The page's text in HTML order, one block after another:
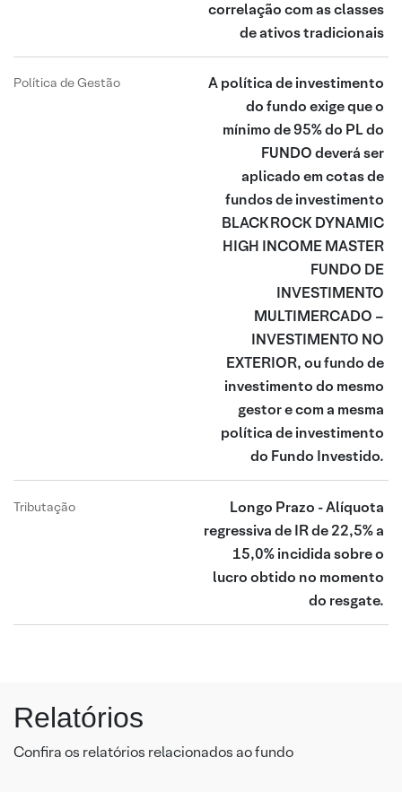
correlação com as classes
de ativos tradicionais
Política de Gestão
A política de investimento
do fundo exige que o
mínimo de 95% do PL do
FUNDO deverá ser
aplicado em cotas de
fundos de investimento
BLACKROCK DYNAMIC
HIGH INCOME MASTER
FUNDO DE
INVESTIMENTO
MULTIMERCADO –
INVESTIMENTO NO
EXTERIOR, ou fundo de
investimento do mesmo
gestor e com a mesma
política de investimento
do Fundo Investido.
Tributação
Longo Prazo - Alíquota
regressiva de IR de 22,5% a
15,0% incidida sobre o
lucro obtido no momento
do resgate.
Relatórios
Confira os relatórios relacionados ao fundo